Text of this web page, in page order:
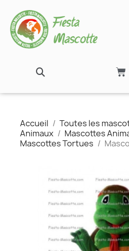
Accueil Toutes les
Animaux
Mascottes
Mascottes Tortues